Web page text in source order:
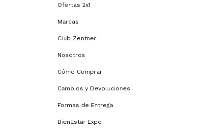
Ofertas 2x1
Marcas
Club Zentner
Nosotros
Cómo Comprar
Cambios y Devoluciones.
Formas de Entrega
BienEstar Expo